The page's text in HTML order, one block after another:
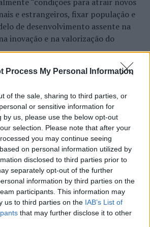
Process My Personal Information
of the sale, sharing to third parties, or
or sensitive information for
by us, please use the below opt-out
selection. Please note that after your
you may continue seeing
on personal information utilized by
disclosed to third parties prior to
separately opt-out of the further
information by third parties on the
participants. This information may
us to third parties on the IAB’s List of
that may further disclose it to other
PROTEÇÃO CIVIL
preventiva por roubo e furto
prometem animar a Baja TT Sharish
e estrangeiros, fixar população e
de desenvolvimento assente na
inovação e na valorização do
de mais uma edição da Feira de
um dos mais antigos
de Portugal. Com origens medievais
na “Cidade Neve”, a feira conjuga
comércio, gastronomia,
divulgação empresarial,
principais momentos de promoção
Interior.
o crescimento alcançado ao longo
o cumprimento dos
quando iniciou o seu percurso no
CONTINUAR A LER
Governo do Estado
com a FUNCEX para